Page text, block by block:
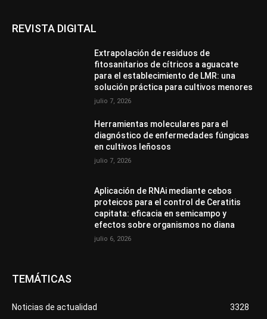
REVISTA DIGITAL
Extrapolación de residuos de
fitosanitarios de cítricos a aguacate
para el establecimiento de LMR: una
solución práctica para cultivos menores
julio 7, 2026
Herramientas moleculares para el
diagnóstico de enfermedades fúngicas
en cultivos leñosos
julio 7, 2026
Aplicación de RNAi mediante cebos
proteicos para el control de Ceratitis
capitata: eficacia en semicampo y
efectos sobre organismos no diana
julio 6, 2026
TEMÁTICAS
Noticias de actualidad
3328